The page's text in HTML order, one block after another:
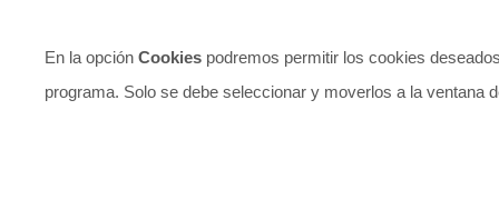
En la opción Cookies podremos permitir los cookies
programa. Solo se debe seleccionar y moverlos a la ventana